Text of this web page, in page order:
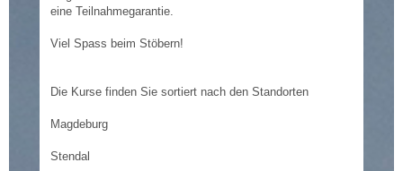
eine Teilnahmegarantie.
Viel Spass beim Stöbern!
Die Kurse finden Sie sortiert nach den Standorten
Magdeburg
Stendal